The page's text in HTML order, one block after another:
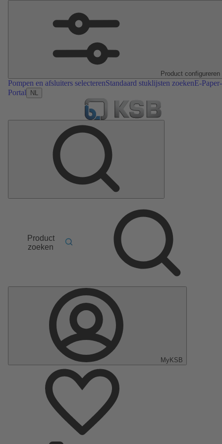
Product configureren
Pompen en afsluiters selecterenStandaard stuklijsten zoekenE-Paper-
Portal
NL
Product
zoeken
MyKSB